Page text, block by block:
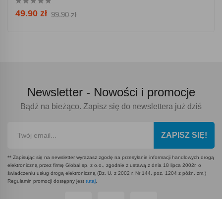
49.90 zł 99.90 zł
Newsletter - Nowości i promocje
Bądź na bieżąco. Zapisz się do newslettera już dziś
ZAPISZ SIĘ!
** Zapisując się na newsletter wyrażasz zgodę na przesyłanie informacji handlowych drogą
elektroniczną przez firmę Global sp. z o.o., zgodnie z ustawą z dnia 18 lipca 2002r. o
świadczeniu usług drogą elektroniczną (Dz. U. z 2002 r. Nr 144, poz. 1204 z późn. zm.)
Regulamin promocji dostępny jest tutaj.